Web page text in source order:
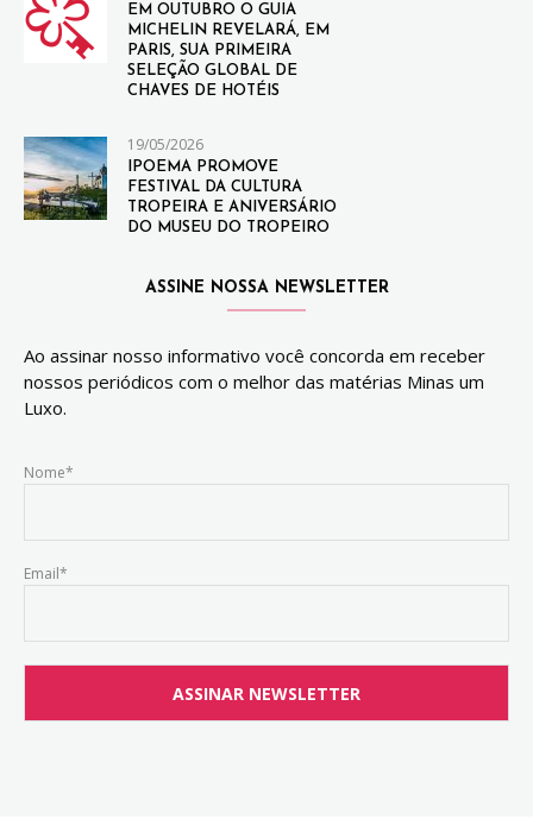
EM OUTUBRO O GUIA
MICHELIN REVELARÁ, EM
PARIS, SUA PRIMEIRA
SELEÇÃO GLOBAL DE
CHAVES DE HOTÉIS
19/05/2026
IPOEMA PROMOVE
FESTIVAL DA CULTURA
TROPEIRA E ANIVERSÁRIO
DO MUSEU DO TROPEIRO
ASSINE NOSSA NEWSLETTER
Ao assinar nosso informativo você concorda em receber
nossos periódicos com o melhor das matérias Minas um
Luxo.
Nome*
Email*